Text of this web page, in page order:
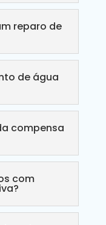
reparo de
de água
compensa
com